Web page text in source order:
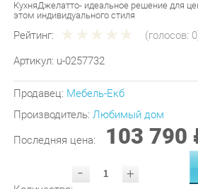
Рейтинг:
Артикул: u-0257732
Производитель:Любимый дом
Последняя цена: 103 790 ₽
-
УТОЧНИТЬ НАЛИЧИЕ